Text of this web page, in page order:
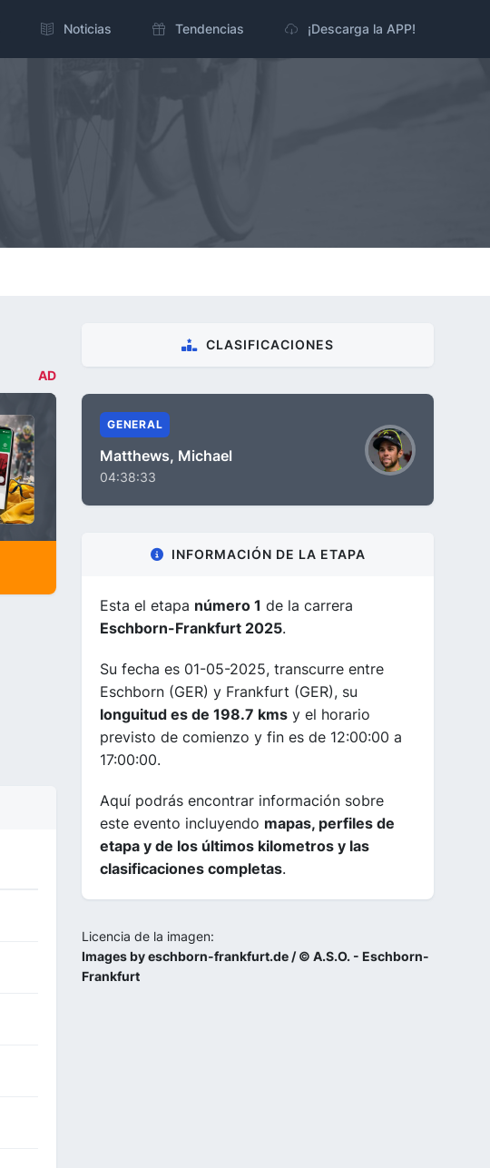
Noticias Tendencias ¡Descarga la APP!
AD
CLASIFICACIONES
GENERAL
Matthews, Michael
04:38:33
INFORMACIÓN DE LA ETAPA
Esta el etapa número 1 de la carrera
Eschborn-Frankfurt 2025.
Su fecha es 01-05-2025, transcurre entre
Eschborn (GER) y Frankfurt (GER), su
longuitud es de 198.7 kms y el horario
previsto de comienzo y fin es de 12:00:00 a
17:00:00.
Aquí podrás encontrar información sobre
este evento incluyendo mapas, perfiles de
etapa y de los últimos kilometros y las
clasificaciones completas.
Licencia de la imagen:
Images by eschborn-frankfurt.de / © A.S.O. - Eschborn-
Frankfurt